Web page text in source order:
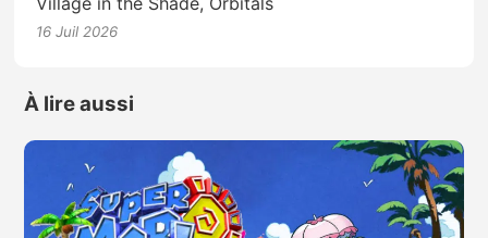
16 Juil 2026
À lire aussi